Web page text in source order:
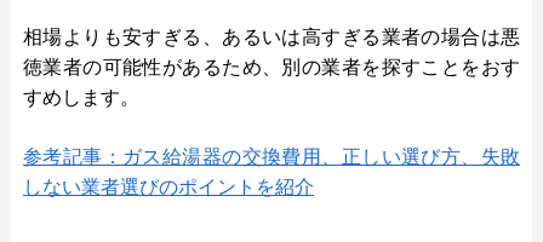
相場よりも安すぎる、あるいは高すぎる業者の場合は悪
徳業者の可能性があるため、別の業者を探すことをおす
すめします。
参考記事：ガス給湯器の交換費用、正しい選び方、失敗
しない業者選びのポイントを紹介